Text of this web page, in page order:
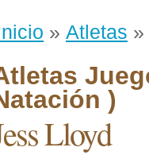
» Atletas
)
Lloyd